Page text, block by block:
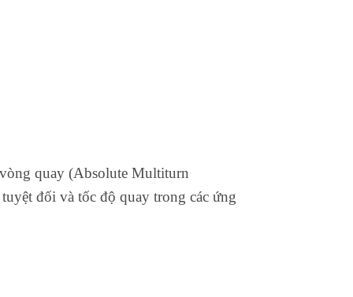
quay (Absolute Multiturn
đối và tốc độ quay trong các ứng